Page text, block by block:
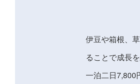
伊豆や箱根、
ることで成長
一泊二日7,800